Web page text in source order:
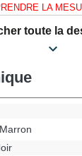
LA
ADAPTÉ
À UNE
est à équiper à
entrecorne d'une
un bracelet pour
pour montre est
toute la
Marron